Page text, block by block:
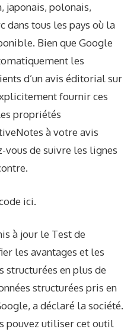
japonais, polonais,
dans tous les pays où la
Bien que Google
les
d’un avis éditorial sur
fournir ces
propriétés
à votre avis
de suivre les lignes
ici.
à jour le Test de
les avantages et les
structurées en plus de
structurées pris en
a déclaré la société.
pouvez utiliser cet outil